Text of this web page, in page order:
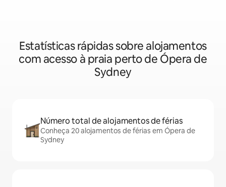
Estatísticas rápidas sobre alojamentos
com acesso à praia perto de Ópera de
Sydney
Número total de alojamentos de férias
Conheça 20 alojamentos de férias em Ópera de
Sydney